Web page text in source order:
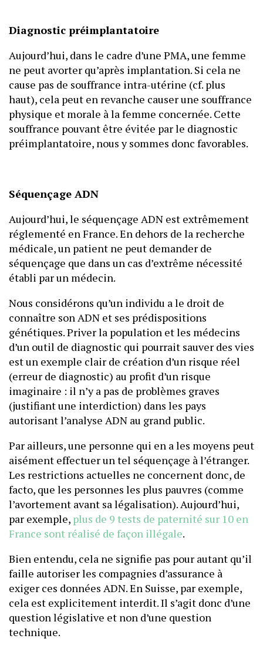
Diagnostic préimplantatoire
Aujourd’hui, dans le cadre d’une PMA, une femme
ne peut avorter qu’après implantation. Si cela ne
cause pas de souffrance intra-utérine (cf. plus
haut), cela peut en revanche causer une souffrance
physique et morale à la femme concernée. Cette
souffrance pouvant être évitée par le diagnostic
préimplantatoire, nous y sommes donc favorables.
Séquençage ADN
Aujourd’hui, le séquençage ADN est extrêmement
réglementé en France. En dehors de la recherche
médicale, un patient ne peut demander de
séquençage que dans un cas d’extrême nécessité
établi par un médecin.
Nous considérons qu’un individu a le droit de
connaître son ADN et ses prédispositions
génétiques. Priver la population et les médecins
d’un outil de diagnostic qui pourrait sauver des vies
est un exemple clair de création d’un risque réel
(erreur de diagnostic) au profit d’un risque
imaginaire : il n’y a pas de problèmes graves
(justifiant une interdiction) dans les pays
autorisant l’analyse ADN au grand public.
Par ailleurs, une personne qui en a les moyens peut
aisément effectuer un tel séquençage à l’étranger.
Les restrictions actuelles ne concernent donc, de
facto, que les personnes les plus pauvres (comme
l’avortement avant sa légalisation). Aujourd’hui,
par exemple, plus de 9 tests de paternité sur 10 en
France sont réalisé de façon illégale.
Bien entendu, cela ne signifie pas pour autant qu’il
faille autoriser les compagnies d’assurance à
exiger ces données ADN. En Suisse, par exemple,
cela est explicitement interdit. Il s’agit donc d’une
question législative et non d’une question
technique.